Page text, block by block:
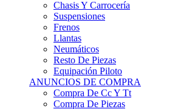
Frenos
Llantas
Neumáticos
Resto De Piezas
Equipación Piloto
ANUNCIOS DE COMPRA
Compra De Cc Y Tt
Compra De Piezas
4X4 Y OFFROAD